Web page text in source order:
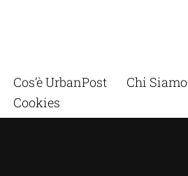
Cos’è UrbanPost Chi Siamo
Cookies